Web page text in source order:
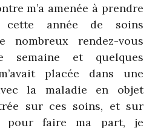
m’a amenée à prendre
cette année de soins
nombreux rendez-vous
semaine et quelques
placée dans une
la maladie en objet
sur ces soins, et sur
pour faire ma part, je